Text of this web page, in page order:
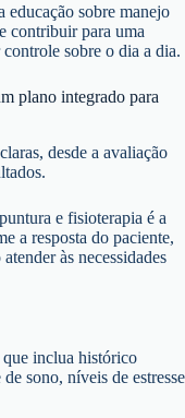
educação sobre manejo
contribuir para uma
sobre o dia a dia.
plano integrado para
desde a avaliação
e fisioterapia é a
a resposta do paciente,
às necessidades
que inclua histórico
sono, níveis de estresse